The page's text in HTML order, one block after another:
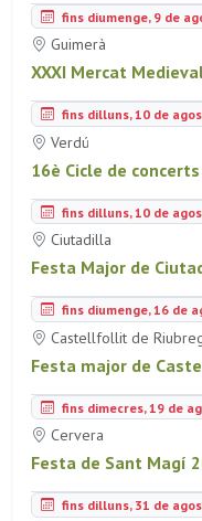
fins diumenge, 9 de
Guimerà
XXXI Mercat
fins dilluns, 10 de
Verdú
16è Cicle de
fins dilluns, 10 de
Ciutadilla
Festa Major de
fins diumenge, 16 de
Castellfollit de
Festa major de
fins dimecres, 19 de
Cervera
Festa de Sant Magí
fins dilluns, 31 de